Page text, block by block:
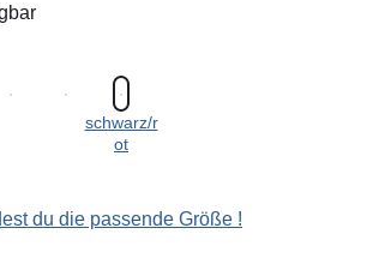
schwarz/r
ot
du die passende Größe !